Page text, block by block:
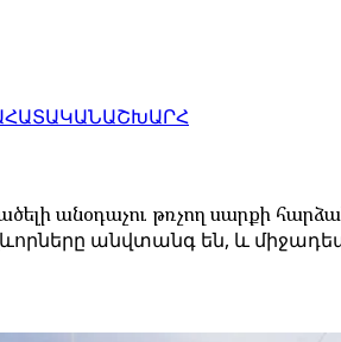
ԱՇԽԱՐՀ
անօդաչու թռչող սարքի
անվտանգ են, և